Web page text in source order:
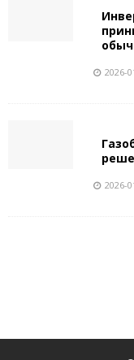
2026-
2026-